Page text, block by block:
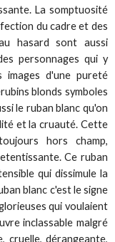
La somptuosité
du cadre et des
hasard sont aussi
personnages qui y
d'une pureté
blonds symboles
le ruban blanc qu'on
et la cruauté. Cette
hors champ,
Ce ruban
qui dissimule la
blanc c'est le signe
qui voulaient
inclassable malgré
cruelle, dérangeante,